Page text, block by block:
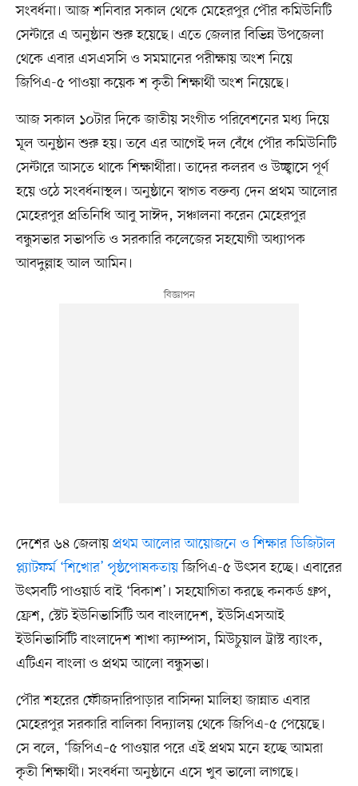
সংবর্ধনা। আজ শনিবার সকাল থেকে মেহেরপুর পৌর কমিউনিটি
সেন্টারে এ অনুষ্ঠান শুরু হয়েছে। এতে জেলার বিভিন্ন উপজেলা
থেকে এবার এসএসসি ও সমমানের পরীক্ষায় অংশ নিয়ে
জিপিএ-৫ পাওয়া কয়েক শ কৃতী শিক্ষার্থী অংশ নিয়েছে।
আজ সকাল ১০টার দিকে জাতীয় সংগীত পরিবেশনের মধ্য দিয়ে
মূল অনুষ্ঠান শুরু হয়। তবে এর আগেই দল বেঁধে পৌর কমিউনিটি
সেন্টারে আসতে থাকে শিক্ষার্থীরা। তাদের কলরব ও উচ্ছ্বাসে পূর্ণ
হয়ে ওঠে সংবর্ধনাস্থল। অনুষ্ঠানে স্বাগত বক্তব্য দেন প্রথম আলোর
মেহেরপুর প্রতিনিধি আবু সাঈদ, সঞ্চালনা করেন মেহেরপুর
বন্ধুসভার সভাপতি ও সরকারি কলেজের সহযোগী অধ্যাপক
আবদুল্লাহ আল আমিন।
দেশের ৬৪ জেলায়প্রথম আলোর আয়োজনে ও শিক্ষার ডিজিটাল
প্ল্যাটফর্ম ‘শিখোর’ পৃষ্ঠপোষকতায়জিপিএ-৫ উৎসব হচ্ছে। এবারের
উৎসবটি পাওয়ার্ড বাই ‘বিকাশ’। সহযোগিতা করছে কনকর্ড গ্রুপ,
ফ্রেশ, স্টেট ইউনিভার্সিটি অব বাংলাদেশ, ইউসিএসআই
ইউনিভার্সিটি বাংলাদেশ শাখা ক্যাম্পাস, মিউচুয়াল ট্রাস্ট ব্যাংক,
এটিএন বাংলা ও প্রথম আলো বন্ধুসভা।
পৌর শহরের ফৌজদারিপাড়ার বাসিন্দা মালিহা জান্নাত এবার
মেহেরপুর সরকারি বালিকা বিদ্যালয় থেকে জিপিএ-৫ পেয়েছে।
সে বলে, ‘জিপিএ–৫ পাওয়ার পরে এই প্রথম মনে হচ্ছে আমরা
কৃতী শিক্ষার্থী। সংবর্ধনা অনুষ্ঠানে এসে খুব ভালো লাগছে।